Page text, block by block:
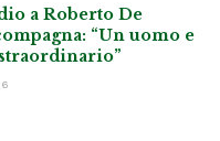
a Roberto De
“Un uomo e